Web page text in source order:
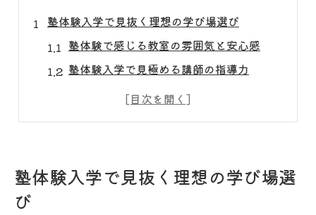
塾体験入学で見抜く理想の学び場選び
塾体験で感じる教室の雰囲気と安心感
塾体験入学で見極める講師の指導力
塾体験時に注目したい授業の進め方
塾体験授業で分かる授業の楽しさと特徴
塾体験入学で見抜く理想の学び場選
び